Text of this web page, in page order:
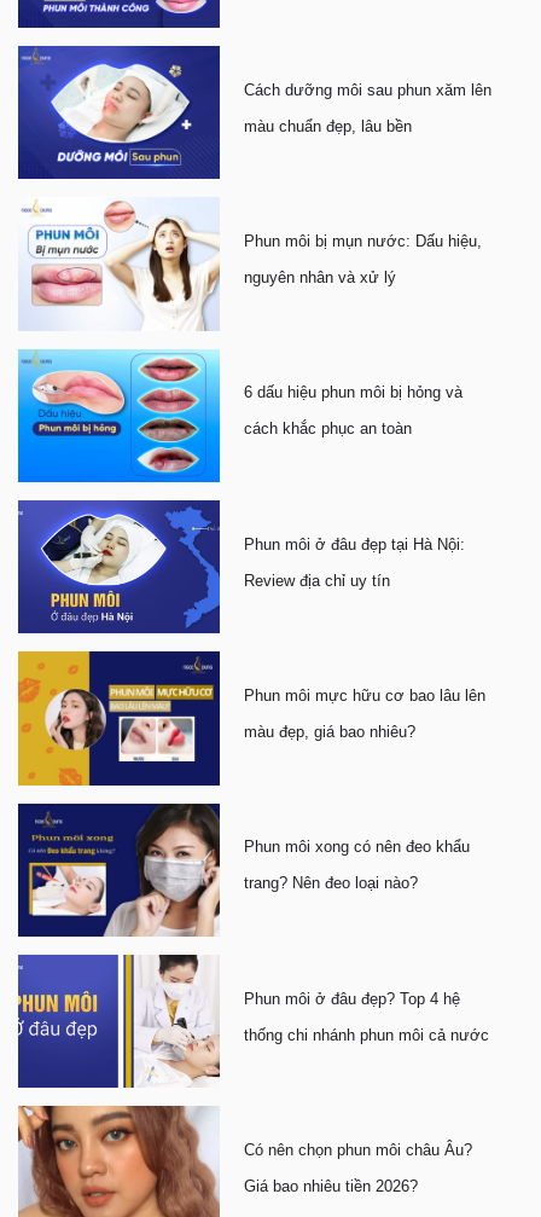
Cách dưỡng môi sau phun xăm lên
màu chuẩn đẹp, lâu bền
Phun môi bị mụn nước: Dấu hiệu,
nguyên nhân và xử lý
6 dấu hiệu phun môi bị hỏng và
cách khắc phục an toàn
Phun môi ở đâu đẹp tại Hà Nội:
Review địa chỉ uy tín
Phun môi mực hữu cơ bao lâu lên
màu đẹp, giá bao nhiêu?
Phun môi xong có nên đeo khẩu
trang? Nên đeo loại nào?
Phun môi ở đâu đẹp? Top 4 hệ
thống chi nhánh phun môi cả nước
Có nên chọn phun môi châu Âu?
Giá bao nhiêu tiền 2026?